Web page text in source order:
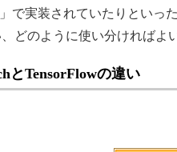
」で実装されていたりとい
どのように使い分ければよ
とTensorFlowの違い